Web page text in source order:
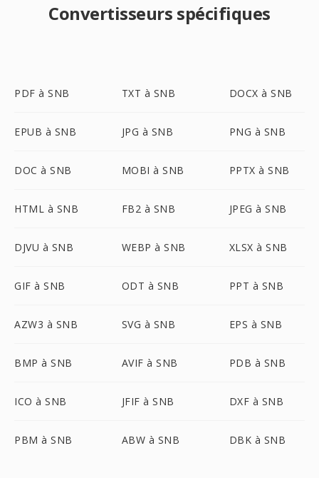
Convertisseurs spécifiques
PDF à SNB TXT à SNB DOCX à SNB
EPUB à SNB JPG à SNB PNG à SNB
DOC à SNB MOBI à SNB PPTX à SNB
HTML à SNB FB2 à SNB JPEG à SNB
DJVU à SNB WEBP à SNB XLSX à SNB
GIF à SNB ODT à SNB PPT à SNB
AZW3 à SNB SVG à SNB EPS à SNB
BMP à SNB AVIF à SNB PDB à SNB
ICO à SNB JFIF à SNB DXF à SNB
PBM à SNB ABW à SNB DBK à SNB